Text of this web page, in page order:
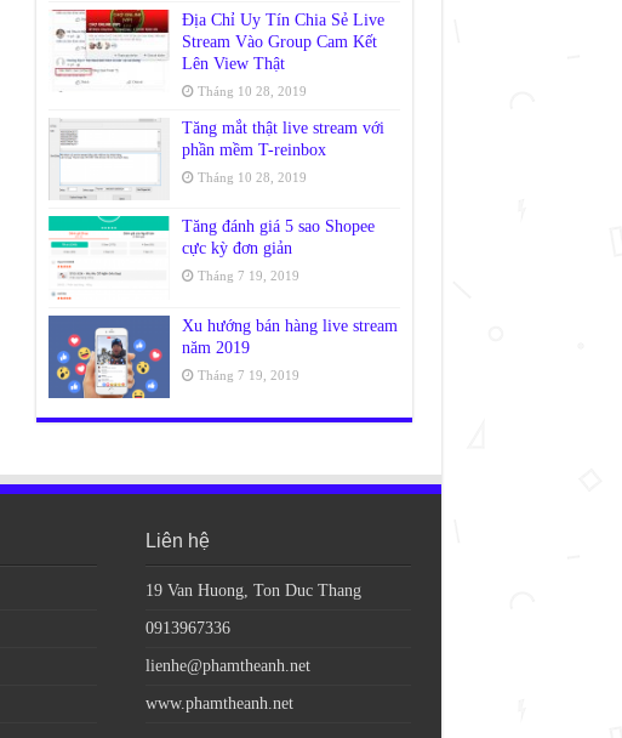
Địa Chỉ Uy Tín Chia Sẻ Live
Stream Vào Group Cam Kết
Lên View Thật
Tháng 10 28, 2019
Tăng mắt thật live stream với
phần mềm T-reinbox
Tháng 10 28, 2019
Tăng đánh giá 5 sao Shopee
cực kỳ đơn giản
Tháng 7 19, 2019
Xu hướng bán hàng live stream
năm 2019
Tháng 7 19, 2019
Liên hệ
19 Van Huong, Ton Duc Thang
0913967336
lienhe@phamtheanh.net
www.phamtheanh.net